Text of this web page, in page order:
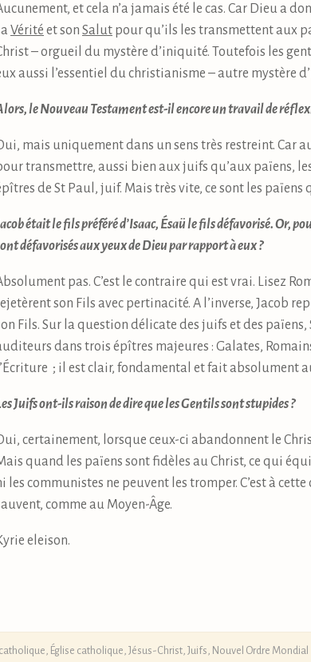
et cela n’a jamais été le cas. Car Dieu a
Vérité et son Salut pour qu’ils les transmettent aux
– orgueil du mystère d’iniquité. Toutefois les
aussi l’essentiel du christianisme – autre mystère
le Nouveau Testament est-il encore un travail de
mais uniquement dans un sens très restreint. Car
transmettre, aussi bien aux juifs qu’aux païens,
de St Paul, juif. Mais très vite, ce sont les
était le fils préféré d’Isaac, Ésaü le fils défavorisé. Or,
défavorisés aux yeux de Dieu par rapport à eux ?
pas. C’est le contraire qui est vrai. Lisez
son Fils avec pertinacité. A l’inverse, Jacob
Fils. Sur la question délicate des juifs et des
dans trois épîtres majeures : Galates,
l’Écriture ; il est clair, fondamental et fait absolument
Juifs ont-ils raison de dire que les Gentils sont stupides ?
certainement, lorsque ceux-ci abandonnent le
quand les païens sont fidèles au Christ, ce qui
les communistes ne peuvent les tromper. C’est à
comme au Moyen-Âge.
eleison.
Église catholique Jésus-Christ Juifs Nouvel Ordre Mondial